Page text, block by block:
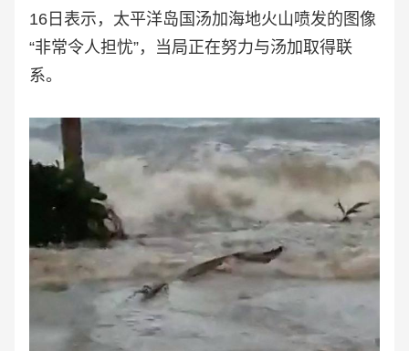
16日表示，太平洋岛国汤加海地火山喷发的图像
“非常令人担忧”，当局正在努力与汤加取得联
系。